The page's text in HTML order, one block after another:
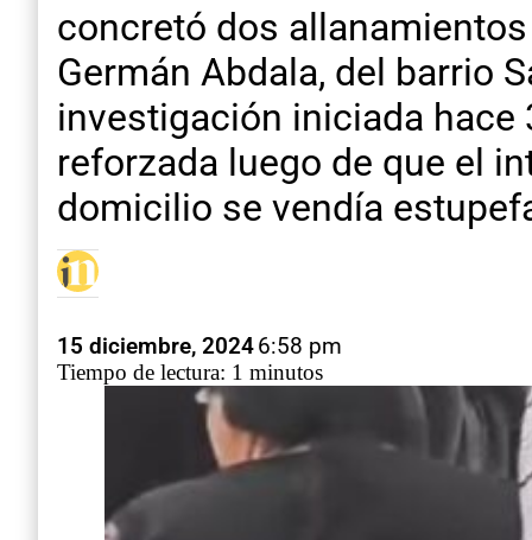
concretó dos
Germán Abdala, del barrio
investigación iniciada hace
reforzada luego de que el
domicilio se vendía
15 diciembre, 20246:58 pm
Tiempo de lectura: 1 minutos